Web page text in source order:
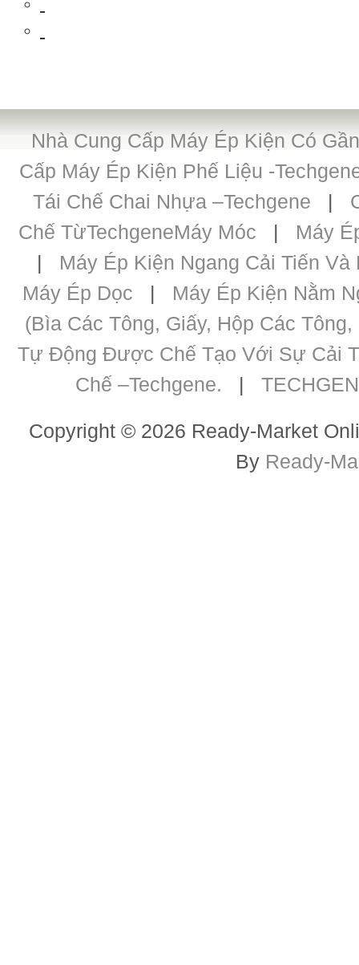
Nhà Cung Cấp Máy Ép Kiện Có
Cấp Máy Ép Kiện Phế Liệu -
Tái Chế Chai Nhựa –Techgene |
Chế TừTechgeneMáy Móc | Máy
| Máy Ép Kiện Ngang Cải Tiến Và
Máy Ép Dọc | Máy Ép Kiện Nằm
(bìa Các Tông, Giấy, Hộp Các
Tự Động Được Chế Tạo Với Sự Cải
Chế –Techgene. |
Copyright © 2026 Ready-Market
By Ready-